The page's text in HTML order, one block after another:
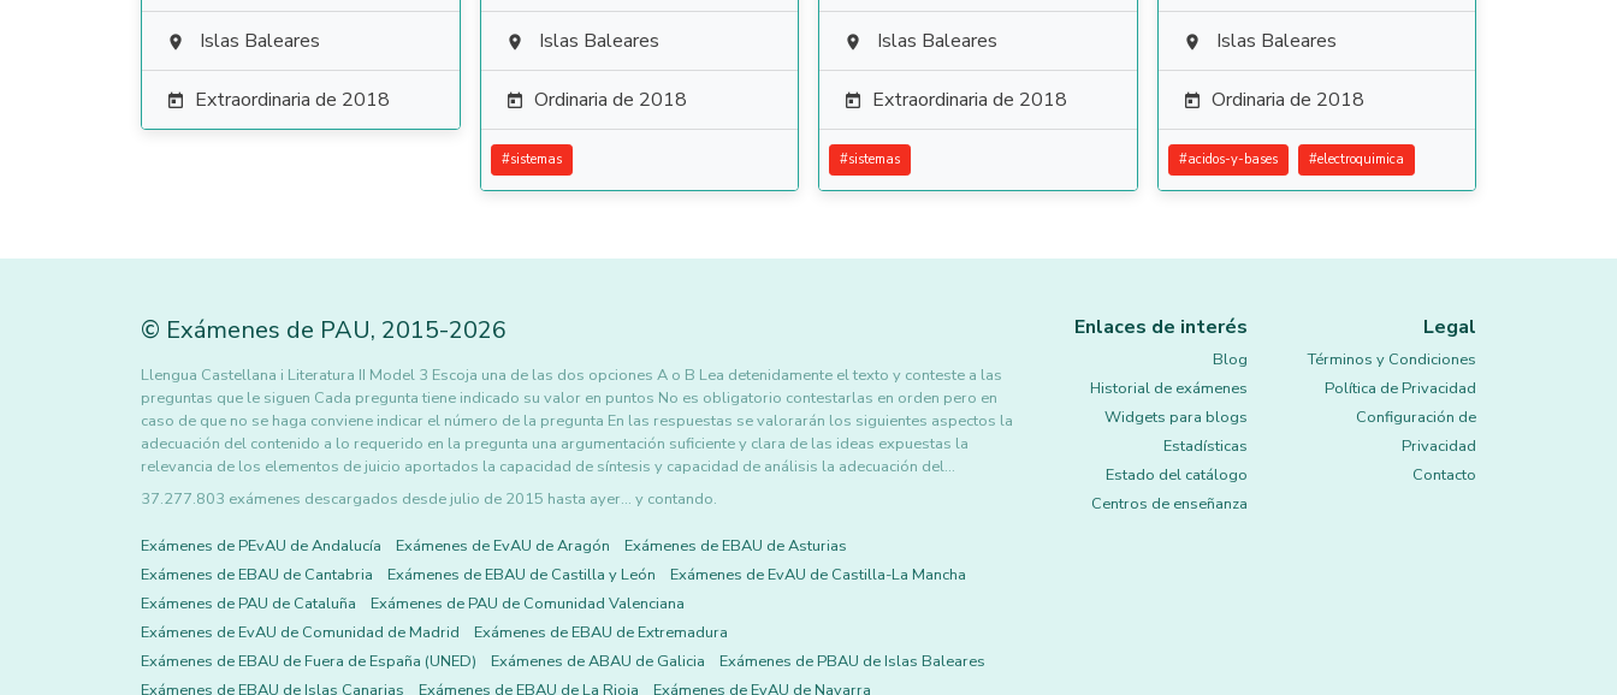
 Islas Baleares
 Extraordinaria de 2018
 Islas Baleares
 Ordinaria de 2018
#sistemas
 Islas Baleares
 Extraordinaria de 2018
#sistemas
 Islas Baleares
 Ordinaria de 2018
#acidos-y-bases #electroquimica
© Exámenes de PAU, 2015-2026
Llengua Castellana i Literatura II Model 3 Escoja una de las dos opciones A o B Lea detenidamente el texto y conteste a las
preguntas que le siguen Cada pregunta tiene indicado su valor en puntos No es obligatorio contestarlas en orden pero en
caso de que no se haga conviene indicar el número de la pregunta En las respuestas se valorarán los siguientes aspectos la
adecuación del contenido a lo requerido en la pregunta una argumentación suficiente y clara de las ideas expuestas la
relevancia de los elementos de juicio aportados la capacidad de síntesis y capacidad de análisis la adecuación del…
37.277.803 exámenes descargados desde julio de 2015 hasta ayer... y contando.
Exámenes de PEvAU de Andalucía Exámenes de EvAU de Aragón
Exámenes de EBAU de Asturias
Exámenes de EBAU de Cantabria
Exámenes de EBAU de Castilla y León
Exámenes de EvAU de Castilla-La Mancha
Exámenes de PAU de Cataluña
Exámenes de PAU de Comunidad Valenciana
Exámenes de EvAU de Comunidad de Madrid
Exámenes de EBAU de Extremadura
Exámenes de EBAU de Fuera de España (UNED)
Exámenes de ABAU de Galicia
Exámenes de PBAU de Islas Baleares
Exámenes de EBAU de Islas Canarias
Exámenes de EBAU de La Rioja Exámenes de EvAU de Navarra
Enlaces de interés
Blog
Historial de exámenes
Widgets para blogs
Estadísticas
Estado del catálogo
Centros de enseñanza
Legal
Términos y Condiciones
Política de Privacidad
Configuración de
Privacidad
Contacto